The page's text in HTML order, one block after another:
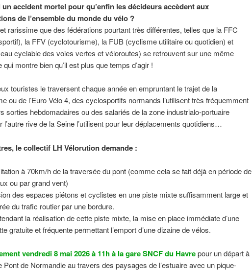
un accident mortel pour qu’enfin les décideurs accèdent aux
de l’ensemble du monde du vélo ?
rarissime que des fédérations pourtant très différentes, telles que la FFC
la FFV (cyclotourisme), la FUB (cyclisme utilitaire ou quotidien) et
cyclable des voies vertes et véloroutes) se retrouvent sur une même
qui montre bien qu’il est plus que temps d’agir !
touristes le traversent chaque année en empruntant le trajet de la
ou de l’Euro Vélo 4, des cyclosportifs normands l’utilisent très fréquemment
sorties hebdomadaires ou des salariés de la zone industrialo-portuaire
l’autre rive de la Seine l’utilisent pour leur déplacements quotidiens…
le collectif LH Vélorution demande :
à 70km/h de la traversée du pont (comme cela se fait déjà en période de
ou par grand vent)
des espaces piétons et cyclistes en une piste mixte suffisamment large et
du trafic routier par une bordure.
la réalisation de cette piste mixte, la mise en place immédiate d’une
gratuite et fréquente permettant l’emport d’une dizaine de vélos.
vendredi 8 mai 2026 à 11h à la gare SNCF du Havrepour un départ à
Pont de Normandie au travers des paysages de l’estuaire avec un pique-